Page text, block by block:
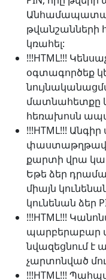
թվանշանների
կռահել:
!!!HTML!!!
օգտագործեք
մատնահետքը
հեռախոսն
!!!HTML!!! Անգիր
քարտի վրա
Եթե ձեր
միայն
կունենան ձեր
!!!HTML!!!
պարբերաբար
նվազեցնում է
չարտոնված
!!!HTML!!!